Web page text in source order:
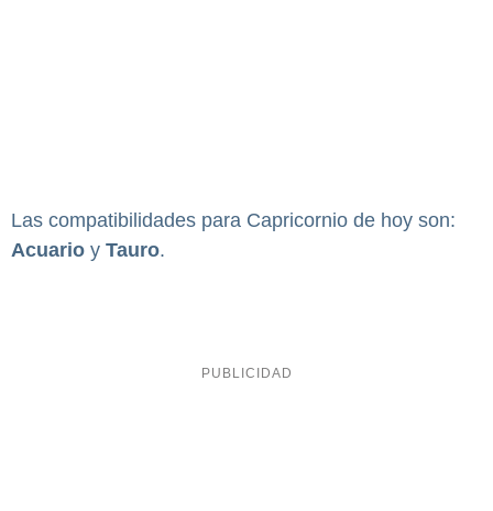
Las compatibilidades para Capricornio de hoy son:
Acuario y Tauro.